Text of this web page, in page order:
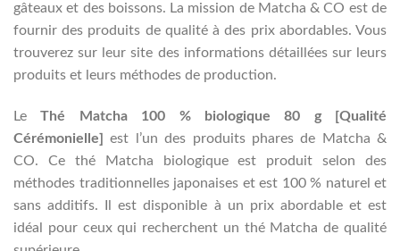
gâteaux et des boissons. La mission de Matcha & CO est de
fournir des produits de qualité à des prix abordables. Vous
trouverez sur leur site des informations détaillées sur leurs
produits et leurs méthodes de production.
LeThé Matcha 100 % biologique 80 g [Qualité
Cérémonielle]
est l’un des produits phares de Matcha &
CO. Ce thé Matcha biologique est produit selon des
méthodes traditionnelles japonaises et est 100 % naturel et
sans additifs. Il est disponible à un prix abordable et est
idéal pour ceux qui recherchent un thé Matcha de qualité